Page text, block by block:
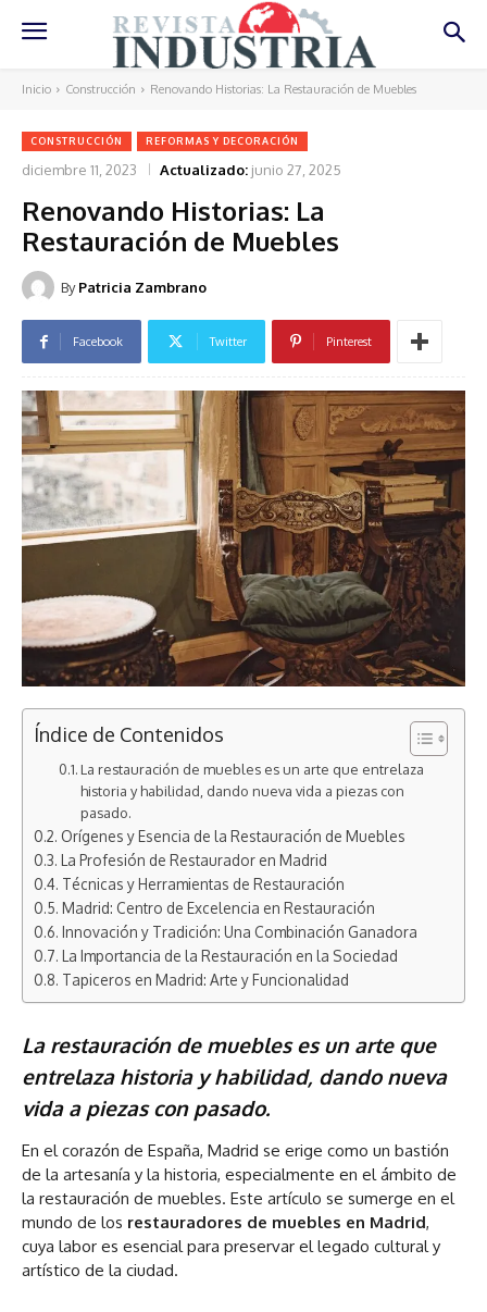
Inicio Construcción Renovando Historias: La Restauración de Muebles
CONSTRUCCIÓN REFORMAS Y DECORACIÓN
diciembre 11, 2023 Actualizado: junio 27, 2025
Renovando Historias: La
Restauración de Muebles
By Patricia Zambrano
Facebook Twitter Pinterest
Índice de Contenidos
La restauración de muebles es un arte que entrelaza
historia y habilidad, dando nueva vida a piezas con
pasado.
Orígenes y Esencia de la Restauración de Muebles
La Profesión de Restaurador en Madrid
Técnicas y Herramientas de Restauración
Madrid: Centro de Excelencia en Restauración
Innovación y Tradición: Una Combinación Ganadora
La Importancia de la Restauración en la Sociedad
Tapiceros en Madrid: Arte y Funcionalidad
La restauración de muebles es un arte que
entrelaza historia y habilidad, dando nueva
vida a piezas con pasado.
En el corazón de España, Madrid se erige como un bastión
de la artesanía y la historia, especialmente en el ámbito de
la restauración de muebles. Este artículo se sumerge en el
mundo de los restauradores de muebles en Madrid,
cuya labor es esencial para preservar el legado cultural y
artístico de la ciudad.